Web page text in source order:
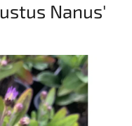
Nanus'